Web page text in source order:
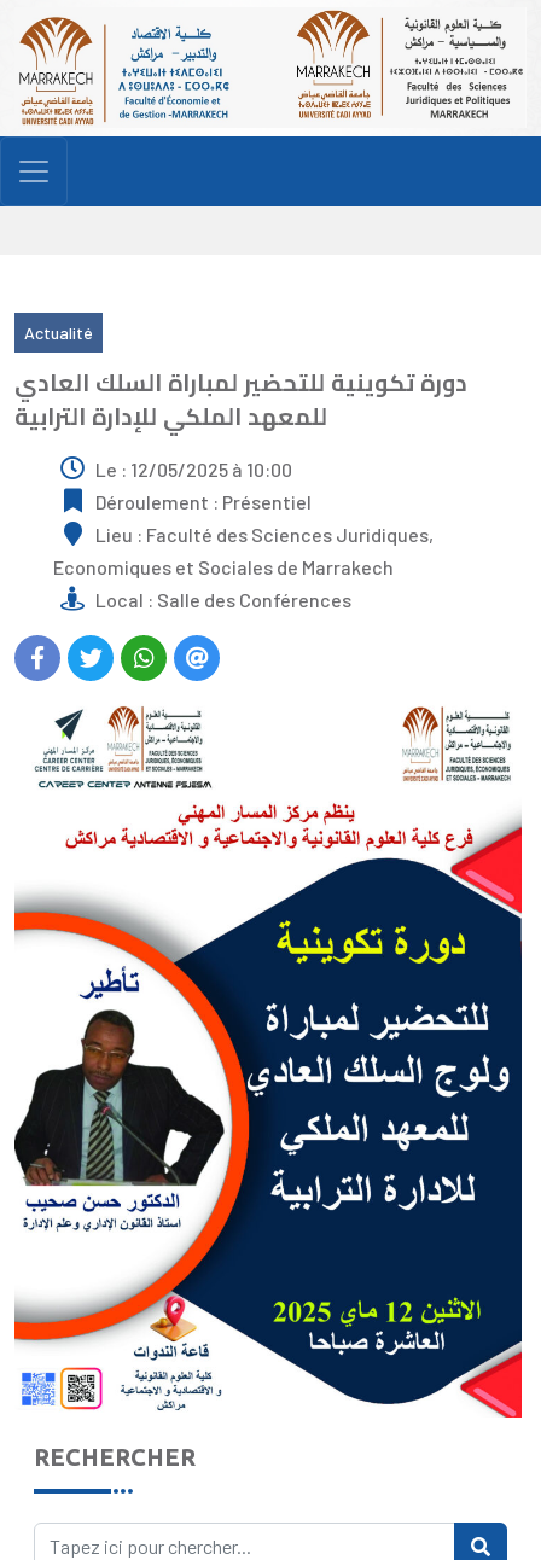
Actualité
دورة تكوينية للتحضير لمباراة السلك العادي
للمعهد الملكي للإدارة الترابية
Le : 12/05/2025 à 10:00
Déroulement : Présentiel
Lieu : Faculté des Sciences Juridiques,
Economiques et Sociales de Marrakech
Local : Salle des Conférences
RECHERCHER